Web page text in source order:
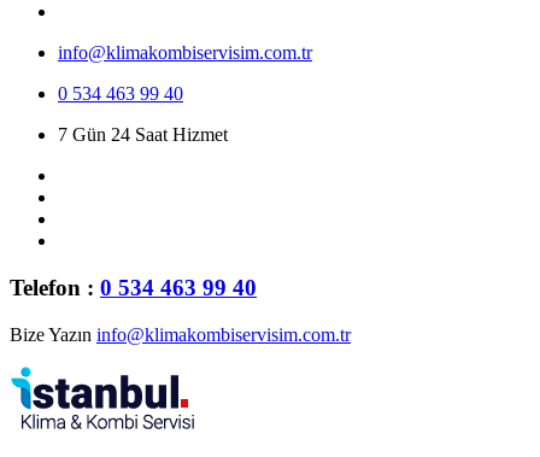
info@klimakombiservisim.com.tr
0 534 463 99 40
7 Gün 24 Saat Hizmet
Telefon : 0 534 463 99 40
Bize Yazın info@klimakombiservisim.com.tr